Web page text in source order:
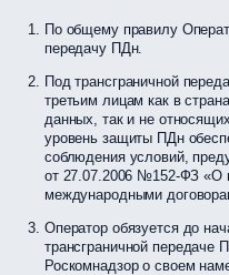
По общему правилу
передачу ПДн.
Под трансграничной
третьим лицам как в
данных, так и не
уровень защиты ПДн
соблюдения условий,
от 27.07.2006 №152-ФЗ «О
международными
Оператор обязуется до
трансграничной передаче
Роскомнадзор о своем